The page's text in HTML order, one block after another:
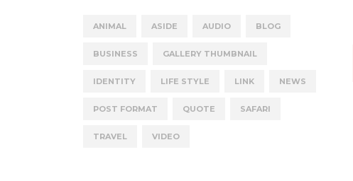
ANIMAL ASIDE AUDIO BLOG
BUSINESS GALLERY THUMBNAIL
IDENTITY LIFE STYLE LINK NEWS
POST FORMAT QUOTE SAFARI
TRAVEL VIDEO